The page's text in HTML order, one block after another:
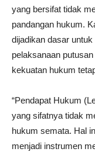
yang bersifat tidak
pandangan hukum.
dijadikan dasar
pelaksanaan
kekuatan hukum
“Pendapat Hukum
yang sifatnya tidak
hukum semata. Hal
menjadi instrumen